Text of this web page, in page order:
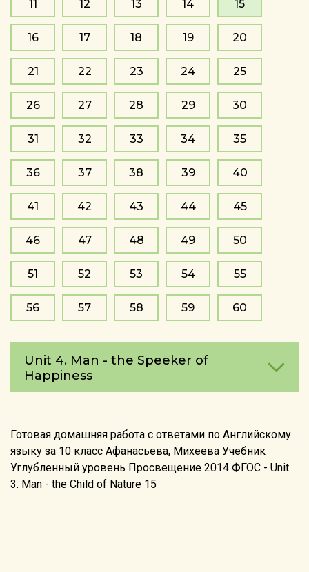
11 12 13 14 15
16 17 18 19 20
21 22 23 24 25
26 27 28 29 30
31 32 33 34 35
36 37 38 39 40
41 42 43 44 45
46 47 48 49 50
51 52 53 54 55
56 57 58 59 60
Unit 4. Man - the Speeker of
Happiness
Готовая домашняя работа с ответами по Английскому
языку за 10 класс Афанасьева, Михеева Учебник
Углубленный уровень Просвещение 2014 ФГОС - Unit
3. Man - the Child of Nature 15